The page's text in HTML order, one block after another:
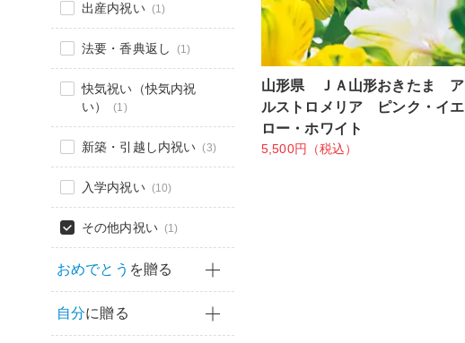
出産内祝い (1)
法要・香典返し (1)
快気祝い（快気内祝
い）
(1)
新築・引越し内祝い (3)
入学内祝い (10)
その他内祝い (1)
おめでとう を贈る
自分に贈る
山形県 ＪＡ山形おきたま ア
ルストロメリア ピンク・イエ
ロー・ホワイト
5,500円（税込）